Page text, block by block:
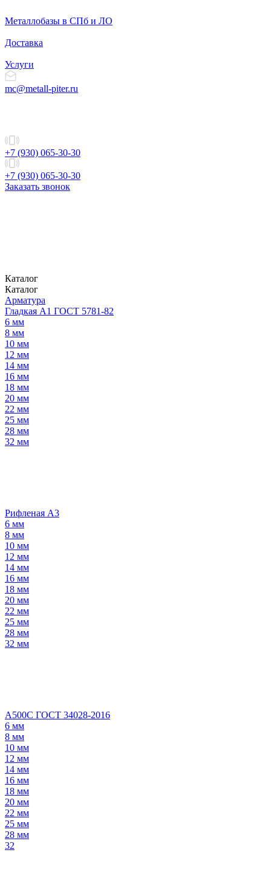
Металлобазы в СПб и ЛО
Доставка
Услуги
mc@metall-piter.ru
+7 (930) 065-30-30
+7 (930) 065-30-30
Заказать звонок
Каталог
Каталог
Арматура
Гладкая А1 ГОСТ 5781-82
6 мм
8 мм
10 мм
12 мм
14 мм
16 мм
18 мм
20 мм
22 мм
25 мм
28 мм
32 мм
Рифленая А3
6 мм
8 мм
10 мм
12 мм
14 мм
16 мм
18 мм
20 мм
22 мм
25 мм
28 мм
32 мм
А500С ГОСТ 34028-2016
6 мм
8 мм
10 мм
12 мм
14 мм
16 мм
18 мм
20 мм
22 мм
25 мм
28 мм
32